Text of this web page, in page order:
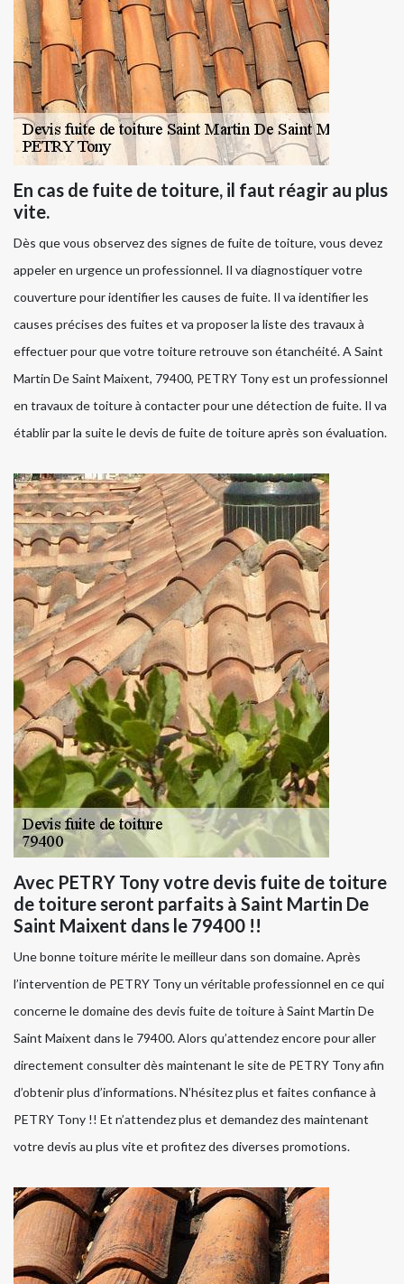
En cas de fuite de toiture, il faut réagir au plus
vite.
Dès que vous observez des signes de fuite de toiture, vous devez
appeler en urgence un professionnel. Il va diagnostiquer votre
couverture pour identifier les causes de fuite. Il va identifier les
causes précises des fuites et va proposer la liste des travaux à
effectuer pour que votre toiture retrouve son étanchéité. A Saint
Martin De Saint Maixent, 79400, PETRY Tony est un professionnel
en travaux de toiture à contacter pour une détection de fuite. Il va
établir par la suite le devis de fuite de toiture après son évaluation.
Avec PETRY Tony votre devis fuite de toiture
de toiture seront parfaits à Saint Martin De
Saint Maixent dans le 79400 !!
Une bonne toiture mérite le meilleur dans son domaine. Après
l’intervention de PETRY Tony un véritable professionnel en ce qui
concerne le domaine des devis fuite de toiture à Saint Martin De
Saint Maixent dans le 79400. Alors qu’attendez encore pour aller
directement consulter dès maintenant le site de PETRY Tony afin
d’obtenir plus d’informations. N’hésitez plus et faites confiance à
PETRY Tony !! Et n’attendez plus et demandez des maintenant
votre devis au plus vite et profitez des diverses promotions.